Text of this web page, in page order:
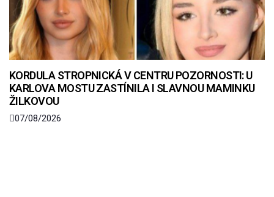
KORDULA STROPNICKÁ V CENTRU POZORNOSTI: U
KARLOVA MOSTU ZASTÍNILA I SLAVNOU MAMINKU
ŽILKOVOU
07/08/2026